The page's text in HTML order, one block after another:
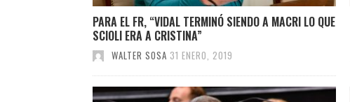
PARA EL FR, “VIDAL TERMINÓ SIENDO A MACRI LO QUE
SCIOLI ERA A CRISTINA”
WALTER SOSA 31 ENERO, 2019